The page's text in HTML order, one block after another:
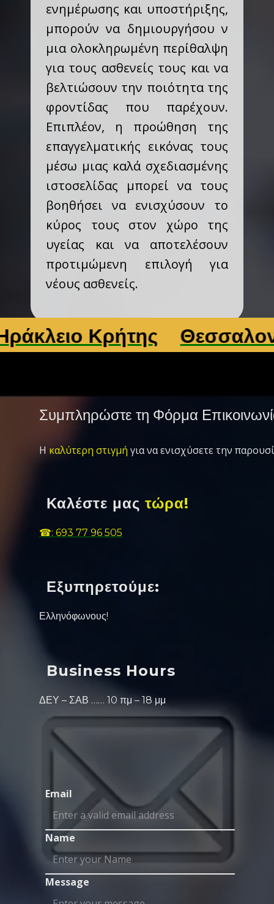
ενημέρωσης και υποστήριξης,
μπορούν να δημιουργήσου ν
μια ολοκληρωμένη περίθαλψη
για τους ασθενείς τους και να
βελτιώσουν την ποιότητα της
φροντίδας που παρέχουν.
Επιπλέον, η προώθηση της
επαγγελματικής εικόνας τους
μέσω μιας καλά σχεδιασμένης
ιστοσελίδας μπορεί να τους
βοηθήσει να ενισχύσουν το
κύρος τους στον χώρο της
υγείας και να αποτελέσουν
προτιμώμενη επιλογή για
νέους ασθενείς.
Κρήτης Θεσσαλονίκη
Συμπληρώστε τη Φόρμα
Η καλύτερη στιγμή για να ενισχύσετε την
Καλέστε μας τώρα!
☎: 693 77 96 505
Εξυπηρετούμε:
Ελληνόφωνους!
Business Hours
ΔΕΥ – ΣΑΒ …… 10 πμ – 18 μμ
Email
Name
Message